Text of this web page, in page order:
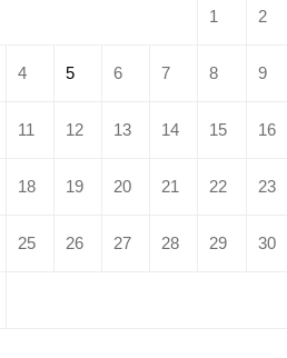
1 2
4 5 6 7 8 9
11 12 13 14 15 16
18 19 20 21 22 23
25 26 27 28 29 30